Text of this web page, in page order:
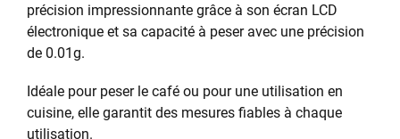
précision impressionnante grâce à son écran LCD
électronique et sa capacité à peser avec une précision
de 0.01g.
Idéale pour peser le café ou pour une utilisation en
cuisine, elle garantit des mesures fiables à chaque
utilisation.